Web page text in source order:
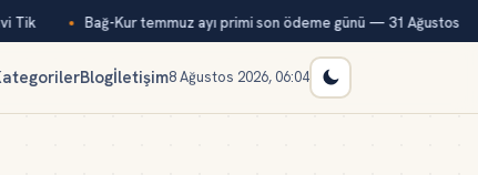
Tik Bağ-Kur temmuz ayı primi son ödeme günü — 31 Ağustos
Blogİletişim8 Ağustos 2026, 06:04